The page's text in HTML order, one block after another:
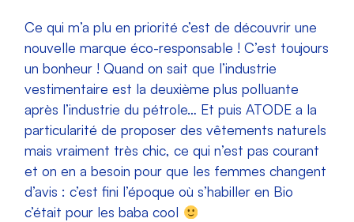
Ce qui m’a plu en priorité c’est de découvrir une
nouvelle marque éco-responsable ! C’est toujours
un bonheur ! Quand on sait que l’industrie
vestimentaire est la deuxième plus polluante
après l’industrie du pétrole… Et puis ATODE a la
particularité de proposer des vêtements naturels
mais vraiment très chic, ce qui n’est pas courant
et on en a besoin pour que les femmes changent
d’avis : c’est fini l’époque où s’habiller en Bio
c’était pour les baba cool